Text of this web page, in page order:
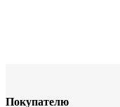
Покупателю